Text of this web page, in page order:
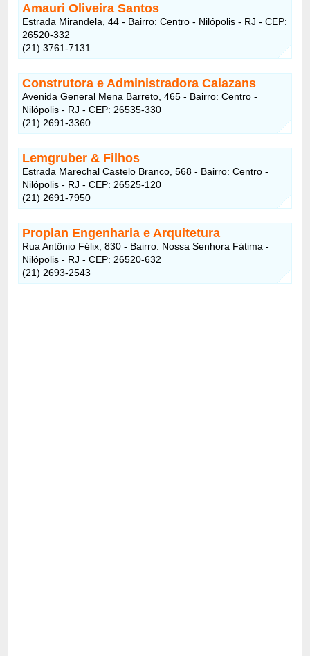
Amauri Oliveira Santos
Estrada Mirandela, 44 - Bairro: Centro - Nilópolis - RJ - CEP:
26520-332
(21) 3761-7131
Construtora e Administradora Calazans
Avenida General Mena Barreto, 465 - Bairro: Centro -
Nilópolis - RJ - CEP: 26535-330
(21) 2691-3360
Lemgruber & Filhos
Estrada Marechal Castelo Branco, 568 - Bairro: Centro -
Nilópolis - RJ - CEP: 26525-120
(21) 2691-7950
Proplan Engenharia e Arquitetura
Rua Antônio Félix, 830 - Bairro: Nossa Senhora Fátima -
Nilópolis - RJ - CEP: 26520-632
(21) 2693-2543